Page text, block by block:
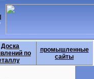
Доска
по
промышленные
сайты